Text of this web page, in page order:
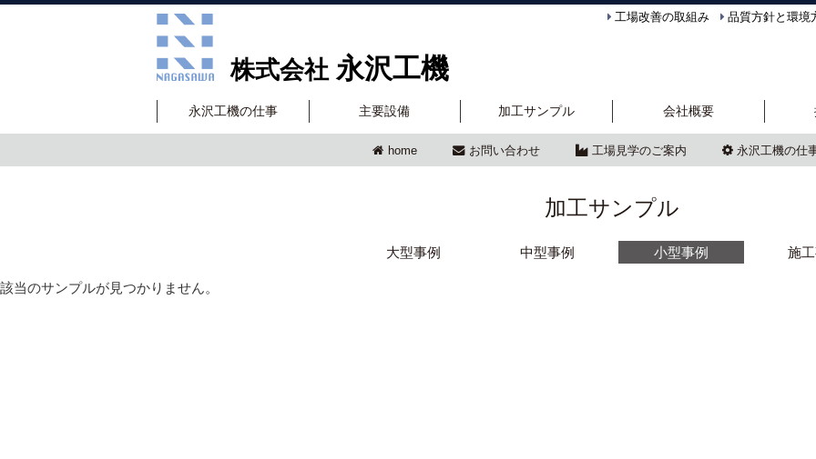
工場改善の取組み 品質方針と環境
株式会社 永沢工機
永沢工機の仕事 主要設備 加工サンプル 会社概要
home お問い合わせ 工場見学のご案内 永沢工機の仕
加工サンプル
大型事例 中型事例 小型事例 施
該当のサンプルが見つかりません。